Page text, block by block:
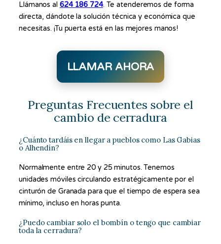
Llámanos al 624 186 724. Te atenderemos de forma
directa, dándote la solución técnica y económica que
necesitas. ¡Tu puerta está en las mejores manos!
LLAMAR AHORA
Preguntas Frecuentes sobre el
cambio de cerradura
¿Cuánto tardáis en llegar a pueblos como Las Gabias
o Alhendín?
Normalmente entre 20 y 25 minutos. Tenemos
unidades móviles circulando estratégicamente por el
cinturón de Granada para que el tiempo de espera sea
mínimo, incluso en horas punta.
¿Puedo cambiar solo el bombín o tengo que cambiar
toda la cerradura?